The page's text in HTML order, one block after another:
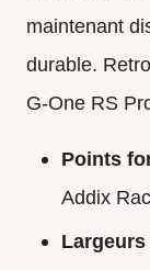
maintenant
durable.
G-One RS
Points
Addix
Largeurs